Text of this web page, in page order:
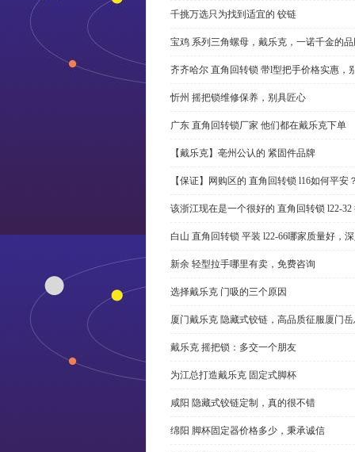
千挑万选只为找到适宜的 铰链
宝鸡 系列三角螺母，戴乐克，一诺千金的
齐齐哈尔 直角回转锁 带l型把手价格实惠，
忻州 摇把锁维修保养，别具匠心
广东 直角回转锁厂家 他们都在戴乐克下单
【戴乐克】亳州公认的 紧固件品牌
【保证】网购区的 直角回转锁 l16如何平安
该浙江现在是一个很好的 直角回转锁 l22-
白山 直角回转锁 平装 l22-66哪家质量好，
新余 轻型拉手哪里有卖，免费咨询
选择戴乐克 门吸的三个原因
厦门戴乐克 隐藏式铰链，高品质征服厦门
戴乐克 摇把锁：多交一个朋友
为江总打造戴乐克 固定式脚杯
咸阳 隐藏式铰链定制，真的很不错
绵阳 脚杯固定器价格多少，秉承诚信